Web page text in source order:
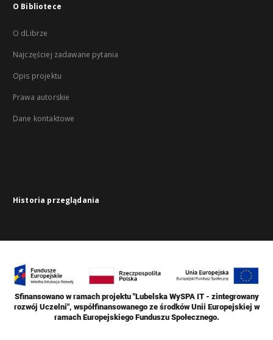
O Bibliotece
O dLibrze
Najczęściej zadawane pytania
Opis projektu
Prawa autorskie
Dane kontaktowe
Historia przeglądania
Sfinansowano w ramach projektu "Lubelska WySPA IT - zintegrowany
rozwój Uczelni", współfinansowanego ze środków Unii Europejskiej w
ramach Europejskiego Funduszu Społecznego.